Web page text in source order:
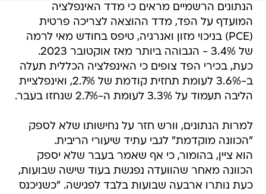
הנתונים הרשמיים מראים כי מדד האינפלציה
המועדף על הפד, מדד ההוצאה לצריכה פרטית
(PCE) בניכוי מזון ואנרגיה, טיפס בחודש מאי לרמה
של 3.4% - הגבוהה ביותר מאז אוקטובר 2023.
כעת, בכירי הפד צופים כי האינפלציה הכללית תעלה
ב-3.6% לעומת תחזית קודמת של 2.7%, ואינפלציית
הליבה תעמוד על 3.3% לעומת ה-2.7% שנחזו בעבר.
למרות הנתונים, וורש חזר על נחישותו שלא לספק
"הכוונה מוקדמת" לגבי עתיד שיעורי הריבית.
הוא ציין, בהומור, כי אף שאמר בעבר שלא יספק
הכוונה מאחר שהוועדה נפגשת בעוד שישה שבועות,
כעת נותרו ארבעה שבועות בלבד לפגישה. "כשניכנס